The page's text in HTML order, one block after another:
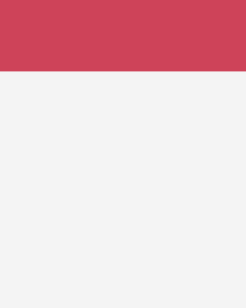
facebook